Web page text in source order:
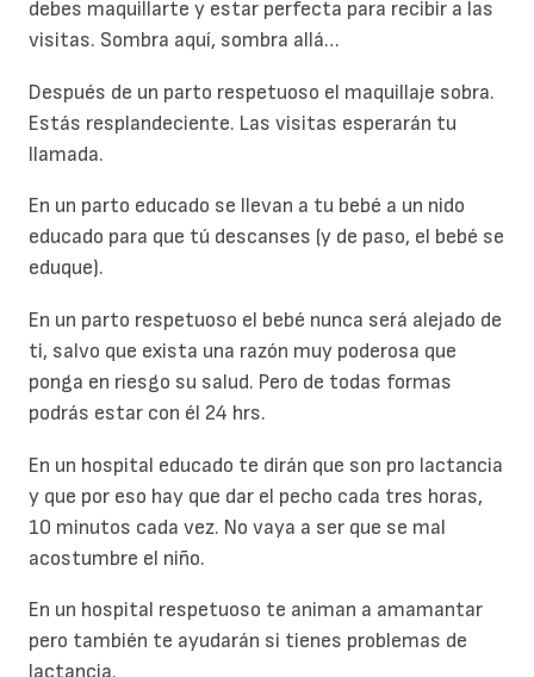
debes maquillarte y estar perfecta para recibir a las
visitas. Sombra aquí, sombra allá…
Después de un parto respetuoso el maquillaje sobra.
Estás resplandeciente. Las visitas esperarán tu
llamada.
En un parto educado se llevan a tu bebé a un nido
educado para que tú descanses (y de paso, el bebé se
eduque).
En un parto respetuoso el bebé nunca será alejado de
ti, salvo que exista una razón muy poderosa que
ponga en riesgo su salud. Pero de todas formas
podrás estar con él 24 hrs.
En un hospital educado te dirán que son pro lactancia
y que por eso hay que dar el pecho cada tres horas,
10 minutos cada vez. No vaya a ser que se mal
acostumbre el niño.
En un hospital respetuoso te animan a amamantar
pero también te ayudarán si tienes problemas de
lactancia.